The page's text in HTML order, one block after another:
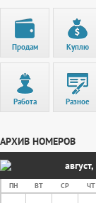
Продам Куплю
Работа Разное
АРХИВ НОМЕРОВ
август,
ПН ВТ СР ЧТ